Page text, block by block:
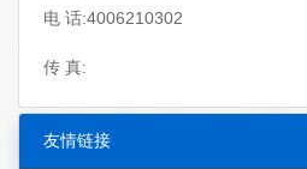
电 话:4006210302
传 真:
友情链接